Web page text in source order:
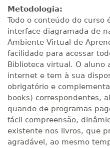
Metodologia:
Todo o conteúdo do curso
interface diagramada de
Ambiente Virtual de
facilidade para acessar
Biblioteca virtual. O aluno
internet e tem à sua
obrigatório e
books) correspondentes,
quando de programas
fácil compreensão,
existente nos livros, que
agradável, ao mesmo